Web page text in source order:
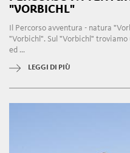
"VORBICHL"
Il Percorso avventura - natura
"Vorbichl". Sul "Vorbichl"
ed ...
LEGGI DI PIÙ